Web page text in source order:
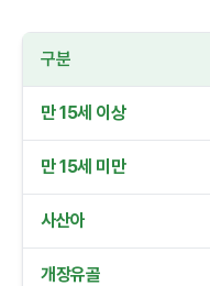
구분
만 15세 이상
만 15세 미만
사산아
개장유골